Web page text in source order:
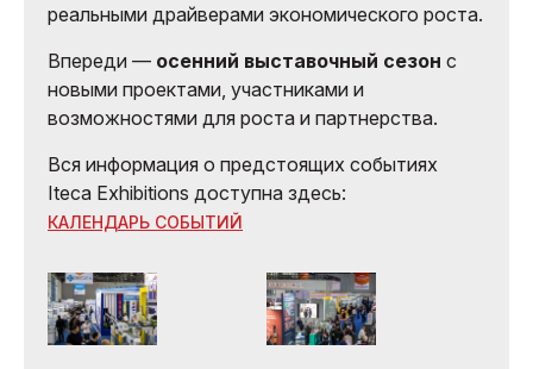
реальными драйверами экономического роста.
Впереди — осенний выставочный сезон с
новыми проектами, участниками и
возможностями для роста и партнерства.
Вся информация о предстоящих событиях
Iteca Exhibitions доступна здесь:
КАЛЕНДАРЬ СОБЫТИЙ